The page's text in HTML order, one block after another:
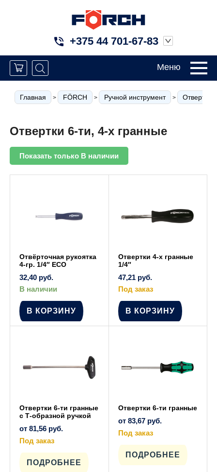
+375 44 701-67-83
Меню
Главная > FÖRCH > Ручной инструмент > Отвертки
Отвертки 6-ти, 4-х гранные
Показать только В наличии
Отвёрточная рукоятка
4-гр. 1/4″ ECO
32,40 руб.
В наличии
В КОРЗИНУ
Отвертки 4-х гранные
1/4″
47,21 руб.
Под заказ
В КОРЗИНУ
Отвертки 6-ти гранные
с Т-образной ручкой
от 81,56 руб.
Под заказ
ПОДРОБНЕЕ
Отвертки 6-ти гранные
от 83,67 руб.
Под заказ
ПОДРОБНЕЕ
несколько